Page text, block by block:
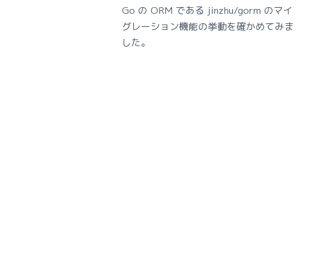
Go の ORM である jinzhu/gorm のマイ
グレーション機能の挙動を確かめてみま
した。